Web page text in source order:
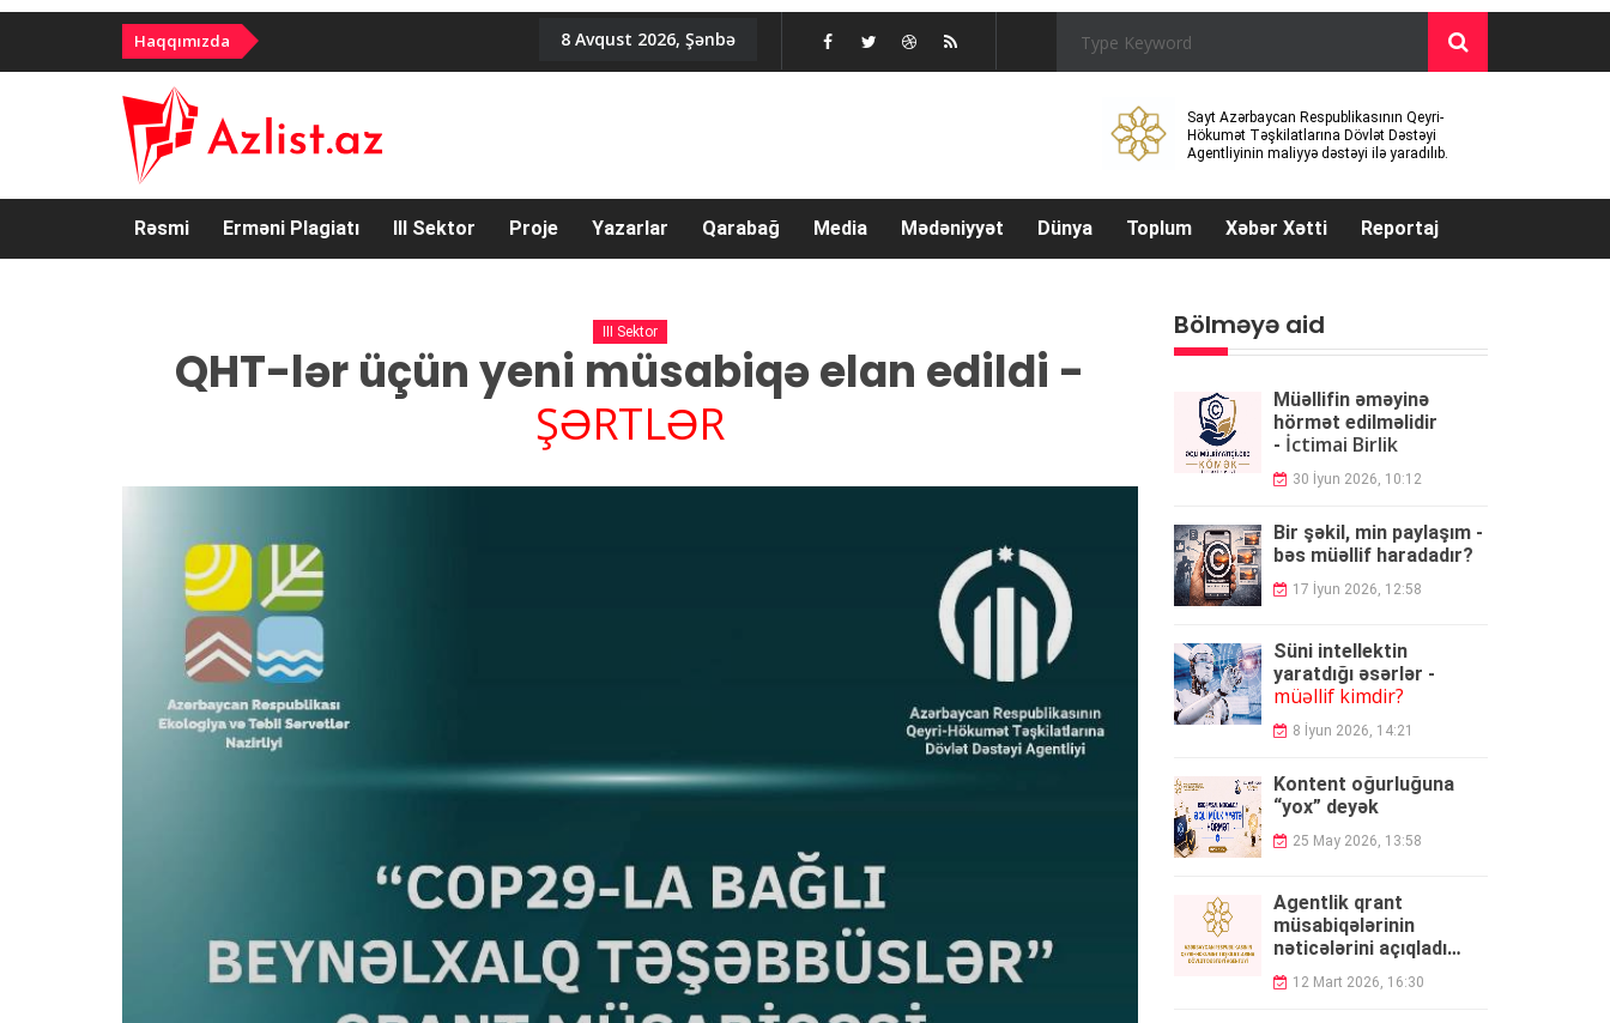
Haqqımızda 8 Avqust 2026, Şənbə
Sayt Azərbaycan Respublikasının Qeyri-
Hökumət Təşkilatlarına Dövlət Dəstəyi
Agentliyinin maliyyə dəstəyi ilə yaradılıb.
Rəsmi Erməni Plagiatı III Sektor Proje Yazarlar Qarabağ Media Mədəniyyət Dünya Toplum Xəbər Xətti Reportaj
III Sektor
QHT-lər üçün yeni müsabiqə elan edildi -
ŞƏRTLƏR
Bölməyə aid
Müəllifin əməyinə
hörmət edilməlidir
- İctimai Birlik
30 İyun 2026, 10:12
Bir şəkil, min paylaşım -
bəs müəllif haradadır?
17 İyun 2026, 12:58
Süni intellektin
yaratdığı əsərlər -
müəllif kimdir?
8 İyun 2026, 14:21
Kontent oğurluğuna
“yox” deyək
25 May 2026, 13:58
Agentlik qrant
müsabiqələrinin
nəticələrini açıqladı
-QALİBLƏR
12 Mart 2026, 16:30